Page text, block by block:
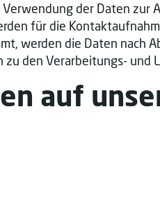
der Daten zur
für die
werden die Daten nach
den Verarbeitungs- und
auf